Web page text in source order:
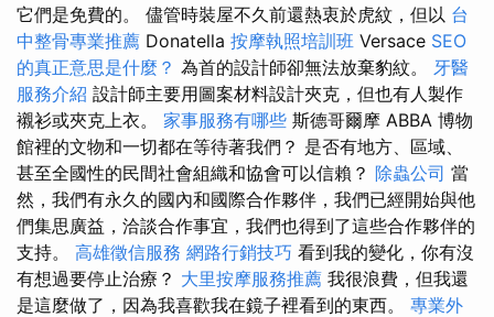
它們是免費的。 儘管時裝屋不久前還熱衷於虎紋，但以 台
中整骨專業推薦 Donatella 按摩執照培訓班 Versace SEO
的真正意思是什麼？ 為首的設計師卻無法放棄豹紋。 牙醫
服務介紹 設計師主要用圖案材料設計夾克，但也有人製作
襯衫或夾克上衣。 家事服務有哪些 斯德哥爾摩 ABBA 博物
館裡的文物和一切都在等待著我們？ 是否有地方、區域、
甚至全國性的民間社會組織和協會可以信賴？ 除蟲公司 當
然，我們有永久的國內和國際合作夥伴，我們已經開始與他
們集思廣益，洽談合作事宜，我們也得到了這些合作夥伴的
支持。 高雄徵信服務 網路行銷技巧 看到我的變化，你有沒
有想過要停止治療？ 大里按摩服務推薦 我很浪費，但我還
是這麼做了，因為我喜歡我在鏡子裡看到的東西。 專業外